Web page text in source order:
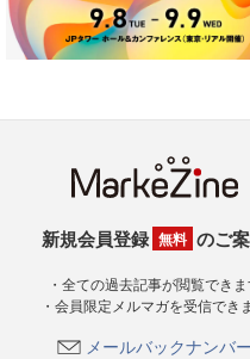
新規会員登録 無料 のご
・全ての過去記事が閲覧でき
・会員限定メルマガを受信でき
メールバックナンバー